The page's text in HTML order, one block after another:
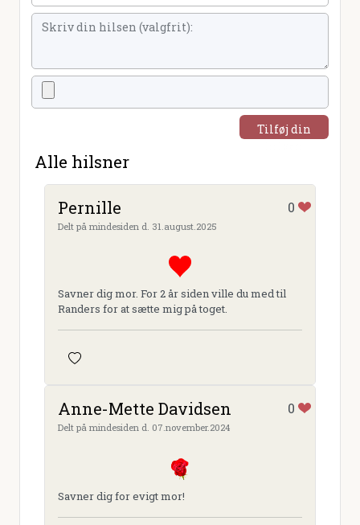
Tilføj din
Alle hilsner
Pernille 0
Delt på mindesiden d. 31.august.2025
Savner dig mor. For 2 år siden ville du med til
Randers for at sætte mig på toget.
Anne-Mette Davidsen 0
Delt på mindesiden d. 07.november.2024
Savner dig for evigt mor!